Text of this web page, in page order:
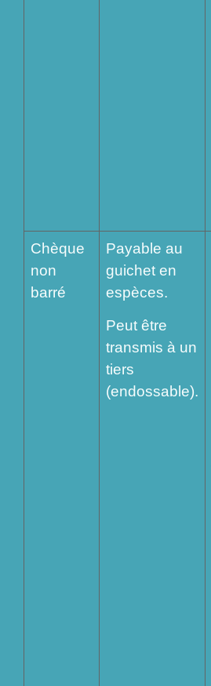
Chèque
non
barré
Payable au
guichet en
espèces.
Peut être
transmis à un
tiers
(endossable).